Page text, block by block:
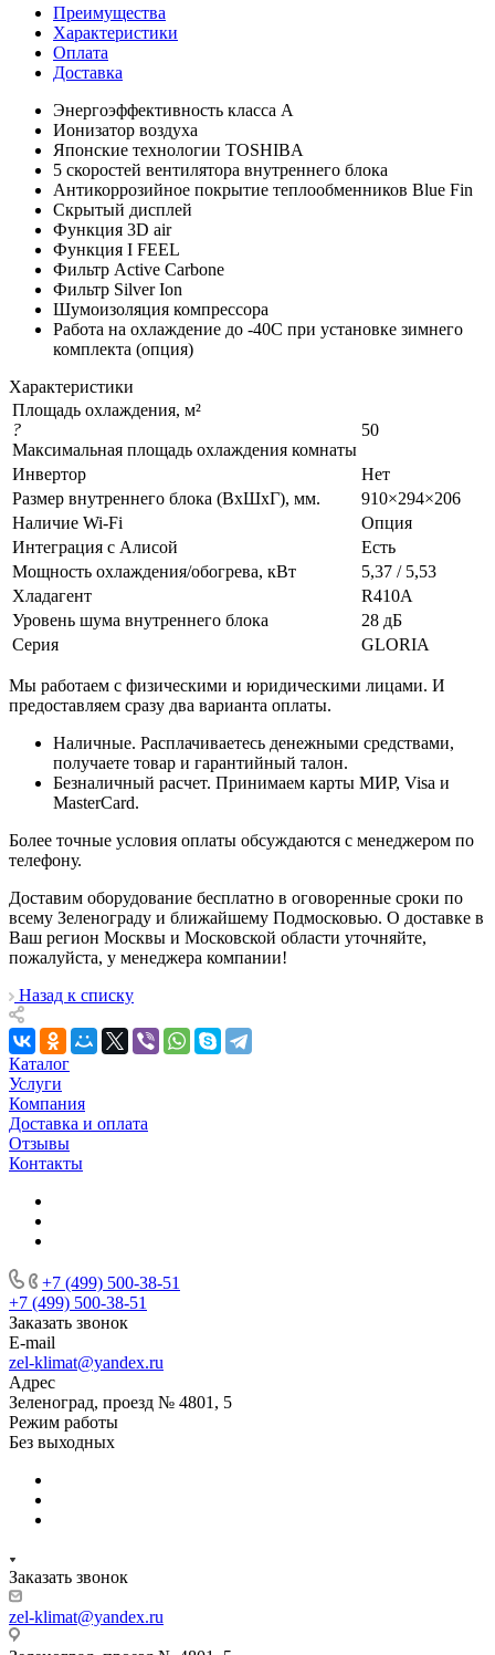
Преимущества
Характеристики
Оплата
Доставка
Энергоэффективность класса А
Ионизатор воздуха
Японские технологии TOSHIBA
5 скоростей вентилятора внутреннего блока
Антикоррозийное покрытие теплообменников Blue Fin
Скрытый дисплей
Функция 3D air
Функция I FEEL
Фильтр Active Carbone
Фильтр Silver Ion
Шумоизоляция компрессора
Работа на охлаждение до -40С при установке зимнего
комплекта (опция)
Характеристики
Площадь охлаждения, м²
?
Максимальная площадь охлаждения комнаты
50
Инвертор
Нет
Размер внутреннего блока (ВхШхГ), мм.
910×294×206
Наличие Wi-Fi
Опция
Интеграция с Алисой
Есть
Мощность охлаждения/обогрева, кВт
5,37 / 5,53
Хладагент
R410A
Уровень шума внутреннего блока
28 дБ
Серия
GLORIA
Мы работаем с физическими и юридическими лицами. И
предоставляем сразу два варианта оплаты.
Наличные. Расплачиваетесь денежными средствами,
получаете товар и гарантийный талон.
Безналичный расчет. Принимаем карты МИР, Visa и
MasterCard.
Более точные условия оплаты обсуждаются с менеджером по
телефону.
Доставим оборудование бесплатно в оговоренные сроки по
всему Зеленограду и ближайшему Подмосковью. О доставке в
Ваш регион Москвы и Московской области уточняйте,
пожалуйста, у менеджера компании!
Назад к списку
Каталог
Услуги
Компания
Доставка и оплата
Отзывы
Контакты
+7 (499) 500-38-51
+7 (499) 500-38-51
Заказать звонок
E-mail
zel-klimat@yandex.ru
Адрес
Зеленоград, проезд № 4801, 5
Режим работы
Без выходных
Заказать звонок
zel-klimat@yandex.ru